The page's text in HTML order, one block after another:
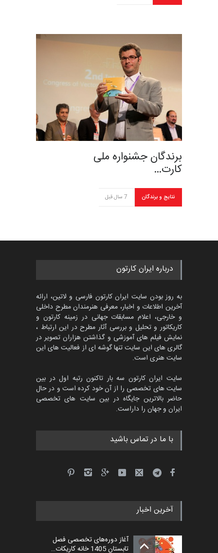
برندگان جشنواره ملی
کارت…
نتایج و برندگان 7 سال قبل
درباره ایران کارتون
به روز بودن سایت ایران کارتون فارسی و لاتین، ارائه
آخرین اطلاعات و اخبار، معرفی هنرمندان مطرح داخلی
و خارجی، اعلام مسابقات جهانی در زمینه کارتون و
کاریکاتور و تحلیل و بررسی آثار مطرح در این ارتباط ،
نمایش فیلم های آموزشی و گذاشتن هزاران تصویر در
گالری های این سایت تنها گوشه ای از فعالیت های این
سایت هنری است.
سایت ایران کارتون سه بار تاکنون رتبه اول در بین
سایت های تخصصی را از آن خود کرده است و در حال
حاضر بالاترین جایگاه در بین سایت های تخصصی
ایران و جهان را داراست.
با ما در تماس باشید
آخرین اخبار
آغاز دوره‌های تخصصی فصل
تابستان 1405 خانه کاریکات…